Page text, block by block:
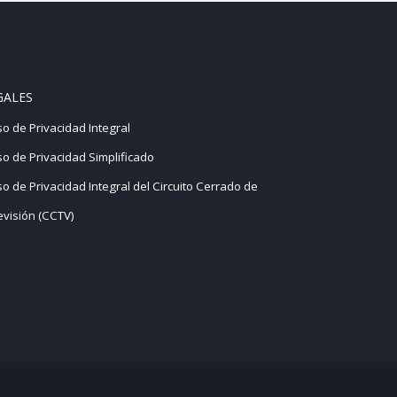
de Privacidad Integral
de Privacidad Simplificado
de Privacidad Integral del Circuito Cerrado de
(CCTV)